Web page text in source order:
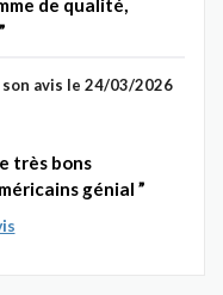
de qualité,
son avis le 24/03/2026
très bons
génial